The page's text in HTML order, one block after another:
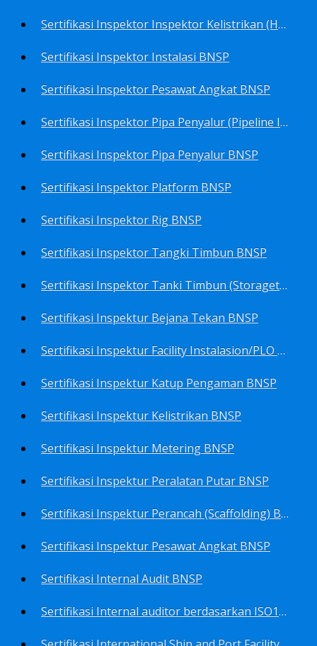
Sertifikasi Inspektor Inspektor Kelistrikan (Harga Khusus) BNSP
Sertifikasi Inspektor Instalasi BNSP
Sertifikasi Inspektor Pesawat Angkat BNSP
Sertifikasi Inspektor Pipa Penyalur (Pipeline Inspector) BNSP
Sertifikasi Inspektor Pipa Penyalur BNSP
Sertifikasi Inspektor Platform BNSP
Sertifikasi Inspektor Rig BNSP
Sertifikasi Inspektor Tangki Timbun BNSP
Sertifikasi Inspektor Tanki Timbun (Storagetank Inspector) BNSP
Sertifikasi Inspektur Bejana Tekan BNSP
Sertifikasi Inspektur Facility Instalasion/PLO BNSP
Sertifikasi Inspektur Katup Pengaman BNSP
Sertifikasi Inspektur Kelistrikan BNSP
Sertifikasi Inspektur Metering BNSP
Sertifikasi Inspektur Peralatan Putar BNSP
Sertifikasi Inspektur Perancah (Scaffolding) BNSP
Sertifikasi Inspektur Pesawat Angkat BNSP
Sertifikasi Internal Audit BNSP
Sertifikasi Internal auditor berdasarkan ISO17025.2017 Pedoman Panduan Mutu&Prosedur Laboratorium BNSP